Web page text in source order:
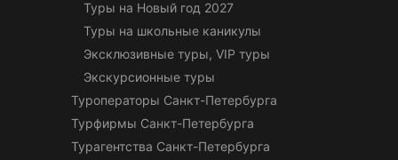
Туры на Новый год 2027
Туры на школьные каникулы
Эксклюзивные туры, VIP туры
Экскурсионные туры
Туроператоры Санкт-Петербурга
Турфирмы Санкт-Петербурга
Турагентства Санкт-Петербурга